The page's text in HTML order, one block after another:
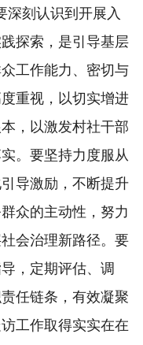
深刻认识到开展入
探索，是引导基层
工作能力、密切与
重视，以切实增进
，以激发村社干部
。要坚持力度服从
导激励，不断提升
众的主动性，努力
会治理新路径。要
，定期评估、调
任链条，有效凝聚
工作取得实实在在